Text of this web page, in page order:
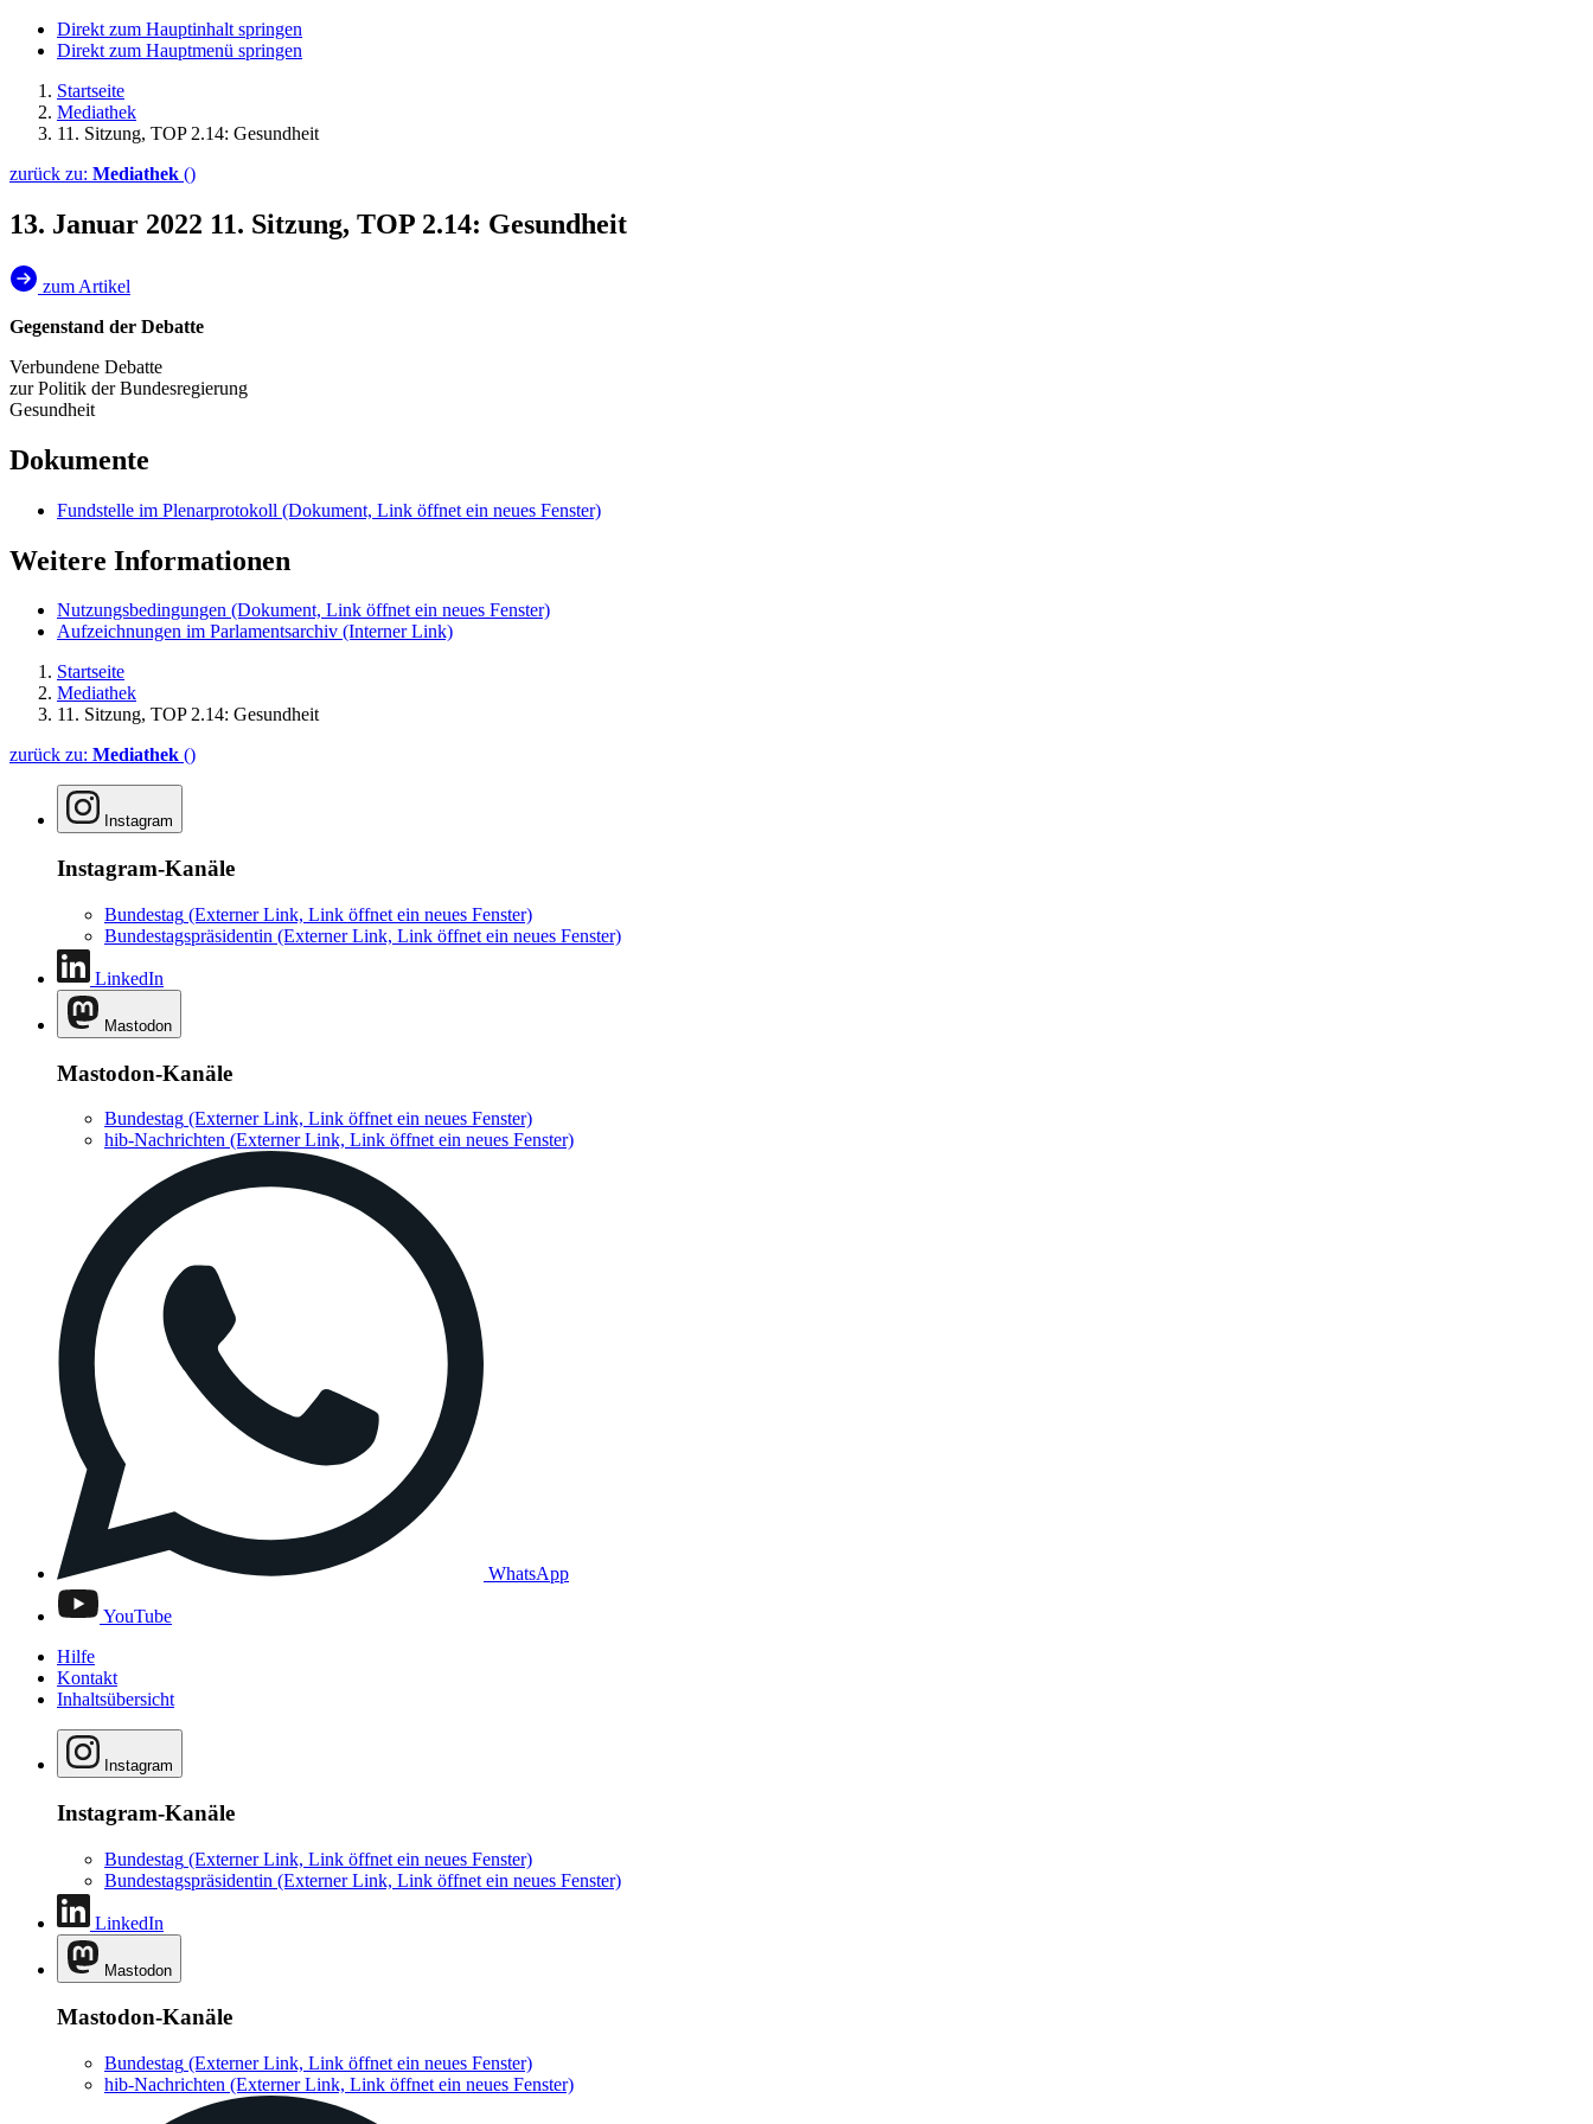
Direkt zum Hauptinhalt springen
Direkt zum Hauptmenü springen
Startseite
Mediathek
11. Sitzung, TOP 2.14: Gesundheit
zurück zu: Mediathek ()
13. Januar 2022 11. Sitzung, TOP 2.14: Gesundheit
zum Artikel
Gegenstand der Debatte
Verbundene Debatte
zur Politik der Bundesregierung
Gesundheit
Dokumente
Fundstelle im Plenarprotokoll (Dokument, Link öffnet ein neues Fenster)
Weitere Informationen
Nutzungsbedingungen (Dokument, Link öffnet ein neues Fenster)
Aufzeichnungen im Parlamentsarchiv (Interner Link)
Startseite
Mediathek
11. Sitzung, TOP 2.14: Gesundheit
zurück zu: Mediathek ()
Instagram
Instagram-Kanäle
Bundestag (Externer Link, Link öffnet ein neues Fenster)
Bundestagspräsidentin (Externer Link, Link öffnet ein neues Fenster)
LinkedIn
Mastodon
Mastodon-Kanäle
Bundestag (Externer Link, Link öffnet ein neues Fenster)
hib-Nachrichten (Externer Link, Link öffnet ein neues Fenster)
WhatsApp
YouTube
Hilfe
Kontakt
Inhaltsübersicht
Instagram
Instagram-Kanäle
Bundestag (Externer Link, Link öffnet ein neues Fenster)
Bundestagspräsidentin (Externer Link, Link öffnet ein neues Fenster)
LinkedIn
Mastodon
Mastodon-Kanäle
Bundestag (Externer Link, Link öffnet ein neues Fenster)
hib-Nachrichten (Externer Link, Link öffnet ein neues Fenster)